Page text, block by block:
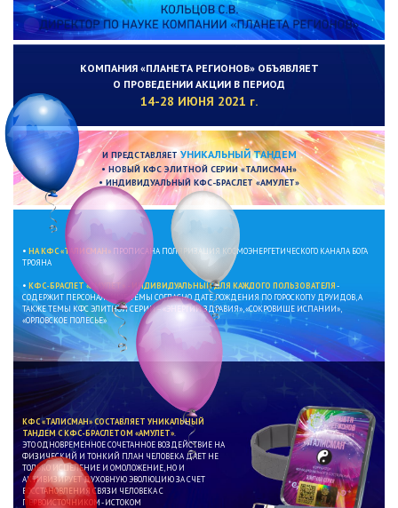
КОМПАНИЯ «ПЛАНЕТА РЕГИОНОВ» ОБЪЯВЛЯЕТ
О ПРОВЕДЕНИИ АКЦИИ В ПЕРИОД
14-28 ИЮНЯ 2021 г.
И ПРЕДСТАВЛЯЕТУНИКАЛЬНЫЙ ТАНДЕМ
• НОВЫЙ КФС ЭЛИТНОЙ СЕРИИ «ТАЛИСМАН»
• ИНДИВИДУАЛЬНЫЙ КФС-БРАСЛЕТ «АМУЛЕТ»
• НА КФС «ТАЛИСМАН» ПРОПИСАНА ПОЛЯРИЗАЦИЯ КОСМОЭНЕРГЕТИЧЕСКОГО КАНАЛА БОГА
ТРОЯНА
• КФС-БРАСЛЕТ «АМУЛЕТ» - ИНДИВИДУАЛЬНЫЙ ДЛЯ КАЖДОГО ПОЛЬЗОВАТЕЛЯ-
СОДЕРЖИТ ПЕРСОНАЛЬНЫЕ ТЕМЫ СОГЛАСНО ДАТЕ РОЖДЕНИЯ ПО ГОРОСКОПУ ДРУИДОВ, А
ТАКЖЕ ТЕМЫ КФС ЭЛИТНОЙ СЕРИИ – «ЭНЕРГИИ ЗДРАВИЯ», «СОКРОВИЩЕ ИСПАНИИ»,
«ОРЛОВСКОЕ ПОЛЕСЬЕ»
КФС «ТАЛИСМАН» СОСТАВЛЯЕТ УНИКАЛЬНЫЙ
ТАНДЕМ С КФС-БРАСЛЕТОМ «АМУЛЕТ»
ЭТО ОДНОВРЕМЕННОЕ СОЧЕТАННОЕ ВОЗДЕЙСТВИЕ НА
ФИЗИЧЕСКИЙ И ТОНКИЙ ПЛАН ЧЕЛОВЕКА ДАЕТ НЕ
ТОЛЬКО ИСЦЕЛЕНИЕ И ОМОЛОЖЕНИЕ, НО И
АКТИВИЗИРУЕТ ДУХОВНУЮ ЭВОЛЮЦИЮ ЗА СЧЕТ
ВОССТАНОВЛЕНИЯ СВЯЗИ ЧЕЛОВЕКА С
ПЕРВОИСТОЧНИКОМ - ИСТОКОМ